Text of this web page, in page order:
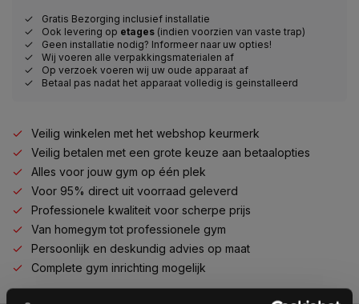
Gratis Bezorging inclusief installatie
Ook levering op etages (indien voorzien van vaste trap)
Geen installatie nodig? Informeer naar uw opties!
Wij voeren alle verpakkingsmaterialen af
Op verzoek voeren wij uw oude apparaat af
Betaal pas nadat het apparaat volledig is geinstalleerd
Veilig winkelen met het webshop keurmerk
Veilig betalen met een grote keuze aan betaalopties
Alles voor jouw gym op één plek
Voor 95% direct uit voorraad geleverd
Professionele kwaliteit voor scherpe prijs
Van homegym tot professionele gym
Persoonlijk en deskundig advies op maat
Complete gym inrichting mogelijk